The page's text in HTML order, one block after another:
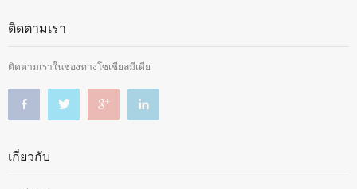
ติดตามเรา
ติดตามเราในช่องทางโซเชียลมีเดีย
เกี่ยวกับ